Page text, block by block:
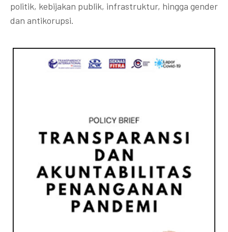
politik, kebijakan publik, infrastruktur, hingga gender
dan antikorupsi.